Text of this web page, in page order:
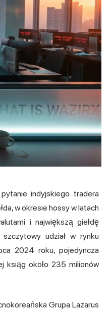
indyjskiego tradera
w okresie hossy w latach
i największą giełdę
udział w rynku
2024 roku, pojedyncza
ksiąg około 235 milionów
Grupa Lazarus